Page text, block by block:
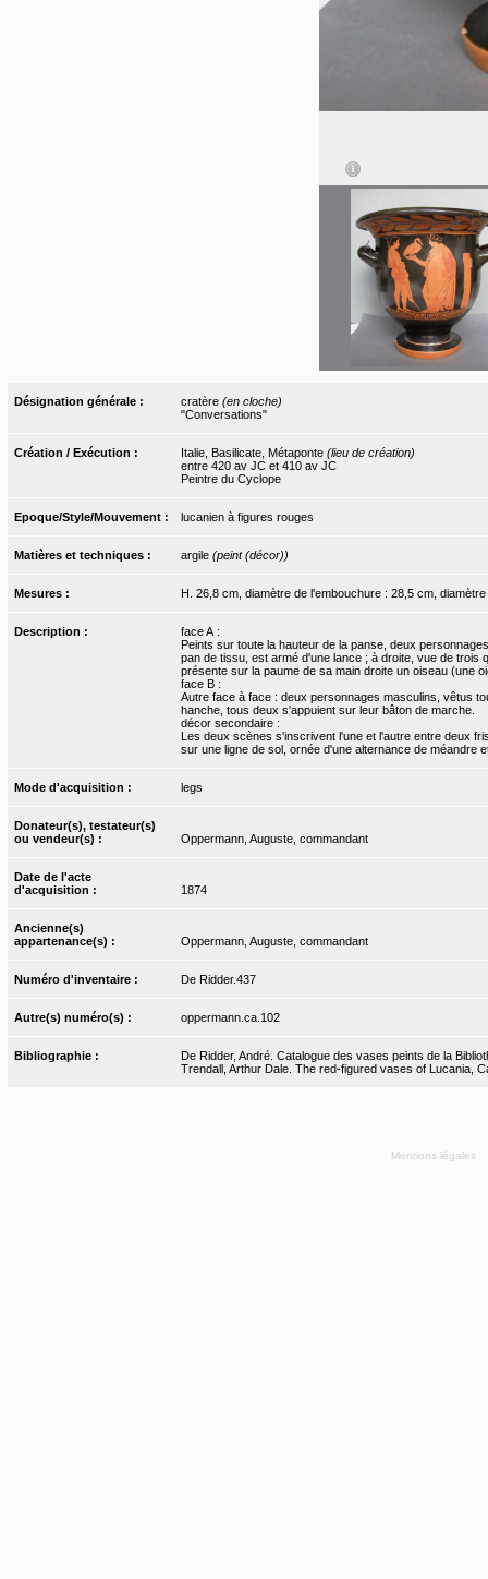
Désignation générale : cratère (en cloche)
"Conversations"
Création / Exécution : Italie, Basilicate, Métaponte (lieu de création)
entre 420 av JC et 410 av JC
Peintre du Cyclope
Epoque/Style/Mouvement : lucanien à figures rouges
Matières et techniques : argile (peint (décor))
Mesures : H. 26,8 cm, diamètre de l'embouchure : 28,5 cm,
Description :
face A :
Peints sur toute la hauteur de la panse, deux
pan de tissu, est armé d'une lance ; à droite, vue de trois
présente sur la paume de sa main droite un oiseau (une
face B :
Autre face à face : deux personnages masculins, vêtus
hanche, tous deux s'appuient sur leur bâton de marche.
décor secondaire :
Les deux scènes s'inscrivent l'une et l'autre entre deux
sur une ligne de sol, ornée d'une alternance de méandre
Mode d'acquisition : legs
Donateur(s), testateur(s)
ou vendeur(s) :
Oppermann, Auguste, commandant
Date de l'acte
d'acquisition :
1874
Ancienne(s)
appartenance(s) :
Oppermann, Auguste, commandant
Numéro d'inventaire : De Ridder.437
Autre(s) numéro(s) : oppermann.ca.102
Bibliographie :
De Ridder, André. Catalogue des vases peints de la
Trendall, Arthur Dale. The red-figured vases of Lucania,
Mentions légales